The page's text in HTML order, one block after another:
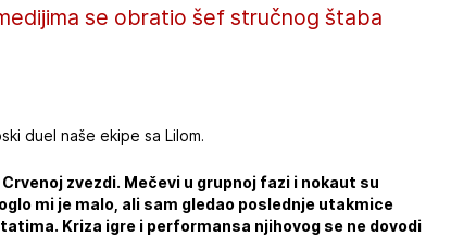
se obratio šef stručnog štaba
duel naše ekipe sa Lilom.
zvezdi. Mečevi u grupnoj fazi i nokaut su
mi je malo, ali sam gledao poslednje utakmice
Kriza igre i performansa njihovog se ne dovodi